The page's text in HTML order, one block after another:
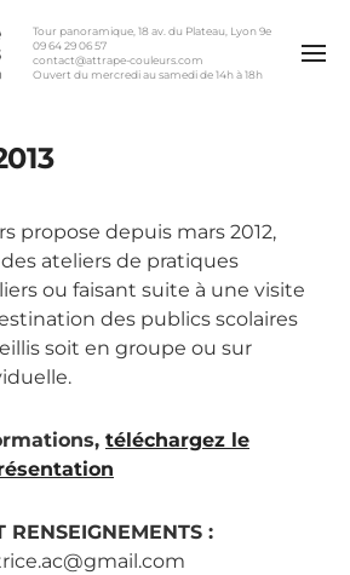
Tour panoramique, 18 av. du Plateau, Lyon 9e
09 64 29 06 57
contact@attrape-couleurs.com
Ouvert du mercredi au samedi de 14h à 18h
propose depuis mars 2012,
ateliers de pratiques
ou faisant suite à une visite
des publics scolaires
soit en groupe ou sur
téléchargez le
RENSEIGNEMENTS :